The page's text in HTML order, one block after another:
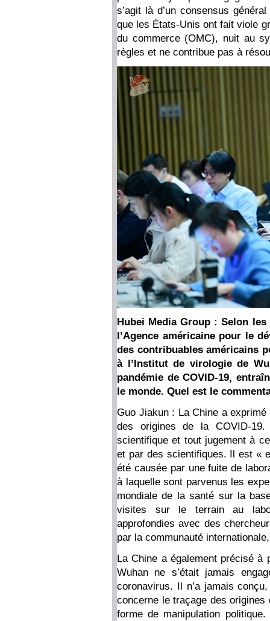
s’agit là d’un consensus
que les États-Unis ont fait viole
du commerce (OMC), nuit au
règles et ne contribue pas à
Hubei Media Group : Selon
l’Agence américaine pour le
des contribuables américains
à l’Institut de virologie de
pandémie de COVID-19,
le monde. Quel est le
Guo Jiakun : La Chine a
des origines de la COVID-
scientifique et tout jugement à
et par des scientifiques. Il est «
été causée par une fuite de
à laquelle sont parvenus les
mondiale de la santé sur la
visites sur le terrain au
approfondies avec des
par la communauté
La Chine a également précisé à
Wuhan ne s’était jamais
coronavirus. Il n’a jamais
concerne le traçage des origines
forme de manipulation